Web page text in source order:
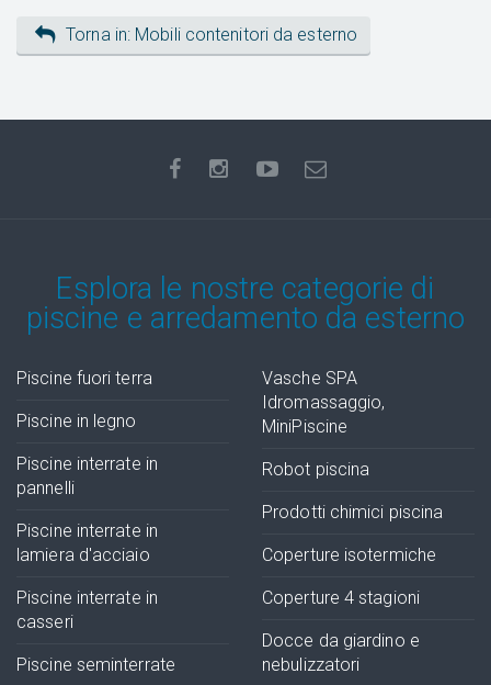
Torna in: Mobili contenitori da esterno
Esplora le nostre categorie di
piscine e arredamento da esterno
Piscine fuori terra
Piscine in legno
Piscine interrate in
pannelli
Piscine interrate in
lamiera d'acciaio
Piscine interrate in
casseri
Piscine seminterrate
Vasche SPA
Idromassaggio,
MiniPiscine
Robot piscina
Prodotti chimici piscina
Coperture isotermiche
Coperture 4 stagioni
Docce da giardino e
nebulizzatori